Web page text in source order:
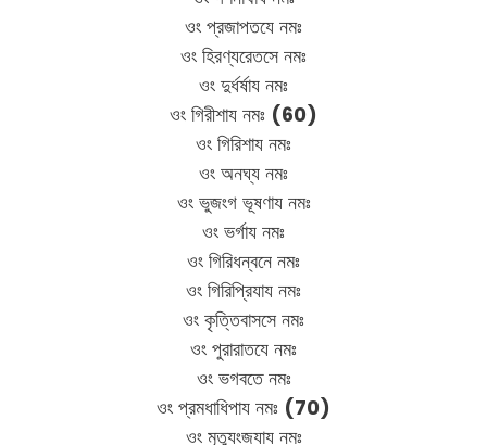
ওং প্রজাপতযে নমঃ
ওং হিরণ্যরেতসে নমঃ
ওং দুর্ধর্ষায নমঃ
ওং গিরীশায নমঃ (60)
ওং গিরিশায নমঃ
ওং অনঘ্য নমঃ
ওং ভুজংগ ভূষণায নমঃ
ওং ভর্গায নমঃ
ওং গিরিধন্বনে নমঃ
ওং গিরিপ্রিযায নমঃ
ওং কৃত্তিবাসসে নমঃ
ওং পুরারাতযে নমঃ
ওং ভগবতে নমঃ
ওং প্রমধাধিপায নমঃ (70)
ওং মৃত্যুংজযায নমঃ